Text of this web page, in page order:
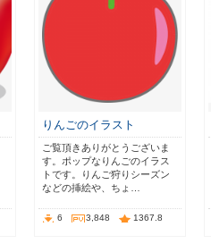
りんごのイラスト
ご覧頂きありがとうございま
す。ポップなりんごのイラス
トです。りんご狩りシーズン
などの挿絵や、ちょ…
6 3,848 1367.8